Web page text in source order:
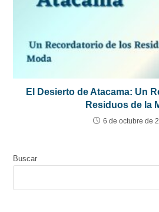
El Desierto de Atacama: Un
Residuos de la
6 de octubre de
Buscar